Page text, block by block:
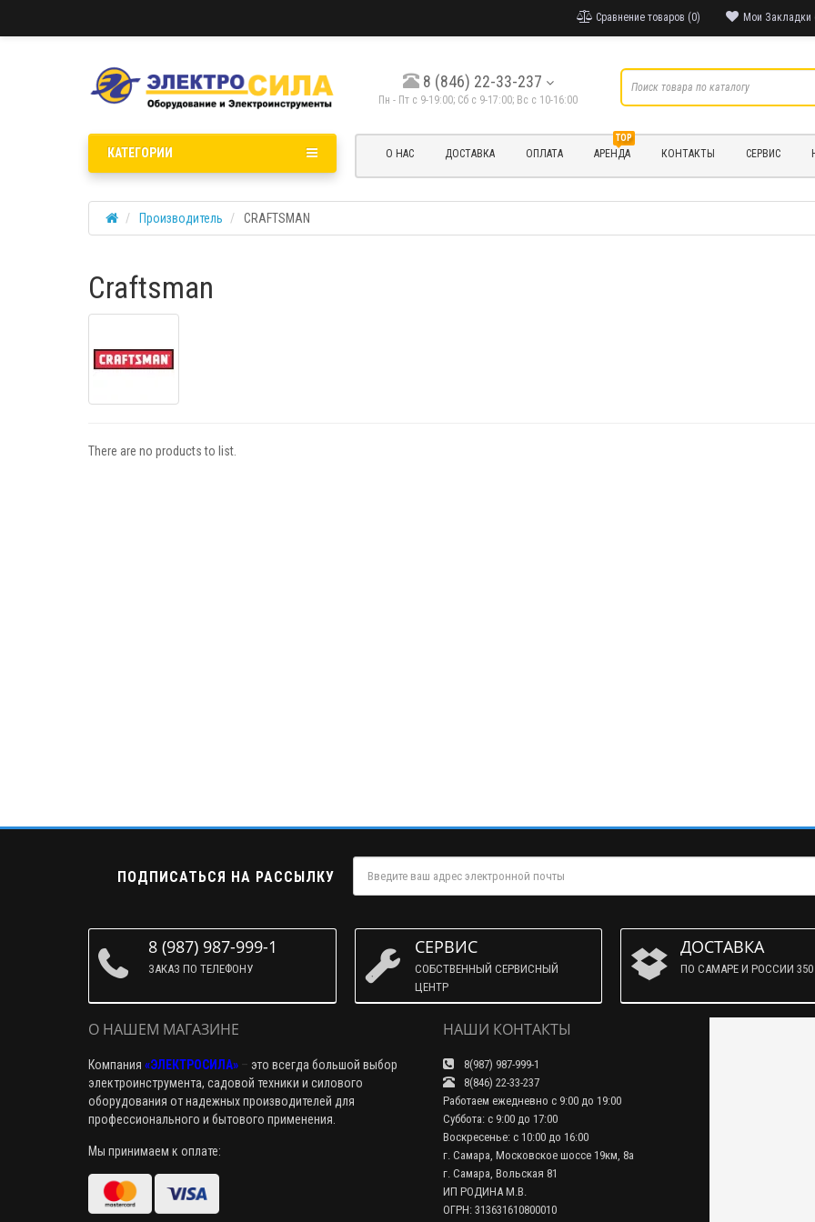
Мои Закладки
Сравнение товаров (0)
8 (846) 22-33-237
Пн - Пт с 9-19:00; Cб с 9-17:00; Вс с 10-16:00
О НАС ДОСТАВКА ОПЛАТА
TOP
АРЕНДА КОНТАКТЫ СЕРВИС
КАТЕГОРИИ
Производитель CRAFTSMAN
Craftsman
There are no products to list.
ПОДПИСАТЬСЯ НА РАССЫЛКУ
8 (987) 987-999-1
ЗАКАЗ ПО ТЕЛЕФОНУ
СЕРВИС
СОБСТВЕННЫЙ СЕРВИСНЫЙ
ЦЕНТР
ДОСТАВКА
ПО САМАРЕ И РОССИИ 350
О НАШЕМ МАГАЗИНЕ
Компания «ЭЛЕКТРОСИЛА» – это всегда большой выбор
электроинструмента, садовой техники и силового
оборудования от надежных производителей для
профессионального и бытового применения.
Мы принимаем к оплате:
НАШИ КОНТАКТЫ
8(987) 987-999-1
8(846) 22-33-237
Работаем ежедневно с 9:00 до 19:00
Суббота: с 9:00 до 17:00
Воскресенье: с 10:00 до 16:00
г. Самара, Московское шоссе 19км, 8а
г. Самара, Вольская 81
ИП РОДИНА М.В.
ОГРН: 313631610800010